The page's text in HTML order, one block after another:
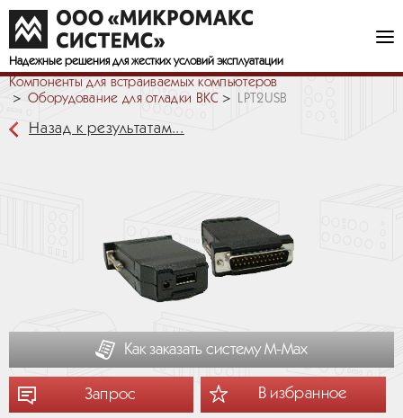
Надежные решения для жестких условий эксплуатации
Компоненты для встраиваемых компьютеров
Оборудование для отладки ВКС
LPT2USB
Назад к результатам...
Как заказать систему М-Мах
Запрос В избранное